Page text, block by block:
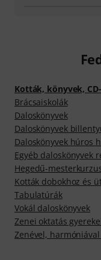
Kották, könyvek,
Brácsaiskolák
Daloskönyvek
Daloskönyvek
Daloskönyvek húros
Egyéb daloskönyvek
Hegedű-
Kották dobokhoz és
Tabulatúrák
Vokál daloskönyvek
Zenei oktatás
Zenével,